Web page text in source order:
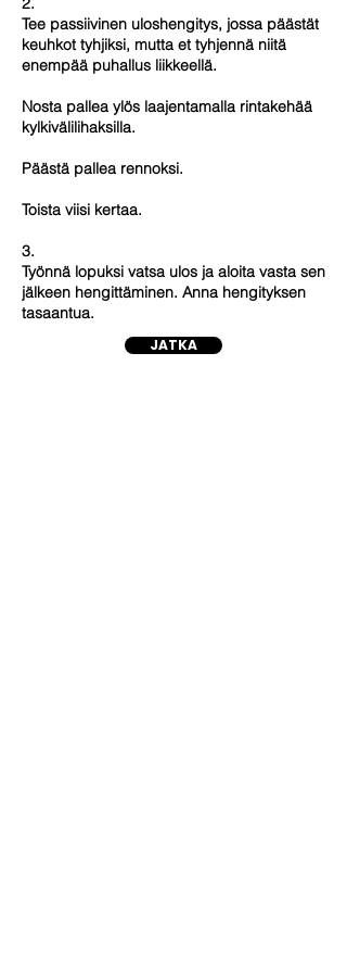
Tee passiivinen uloshengitys, jossa päästät
keuhkot tyhjiksi, mutta et tyhjennä niitä
enempää puhallus liikkeellä.
Nosta pallea ylös laajentamalla rintakehää
kylkivälilihaksilla.
Päästä pallea rennoksi.
Toista viisi kertaa.
3.
Työnnä lopuksi vatsa ulos ja aloita vasta sen
jälkeen hengittäminen. Anna hengityksen
tasaantua.
JATKA